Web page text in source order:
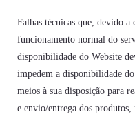
Falhas técnicas que, devido
funcionamento normal do
disponibilidade do Website
impedem a disponibilidade
meios à sua disposição para
e envio/entrega dos produtos,